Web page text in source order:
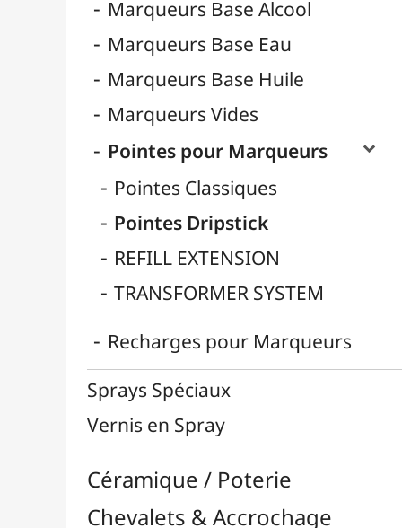
Sprays Spéciaux
Vernis en Spray
Céramique / Poterie
Chevalets & Accrochage
Enfants / Scolaire
Feutres & Stylos
Librairie / Livres
Médiums, Vernis & Colles
Modelage / Sculpture
Peintures / Couleurs
Pinceaux & Outils
Résines / Moulage
Supports Dessin & Peinture
Transport / Rangement
Papeterie & Bureau